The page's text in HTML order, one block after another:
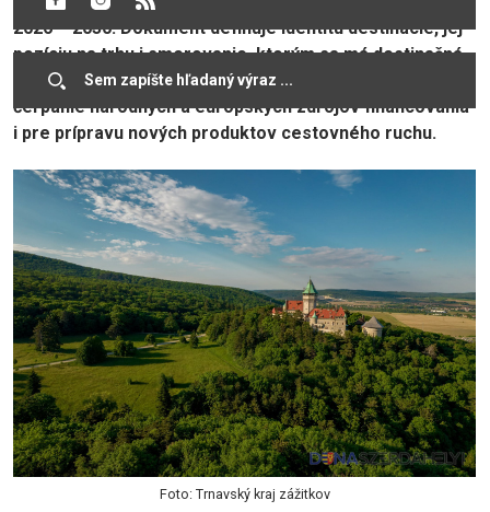
2026 – 2030. Dokument definuje identitu destinácie, jej
pozíciu na trhu i smerovanie, ktorým sa má destinačná
ponuka ďalej rozvíjať, a vytvára tak pevný základ pre
čerpanie národných a európskych zdrojov financovania
i pre prípravu nových produktov cestovného ruchu.
Foto: Trnavský kraj zážitkov